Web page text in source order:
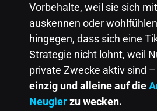
Vorbehalte, weil sie sich
auskennen oder
hingegen, dass sich eine
Strategie nicht lohnt, weil
private Zwecke aktiv sind –
einzig und alleine auf die
Neugierzu wecken.